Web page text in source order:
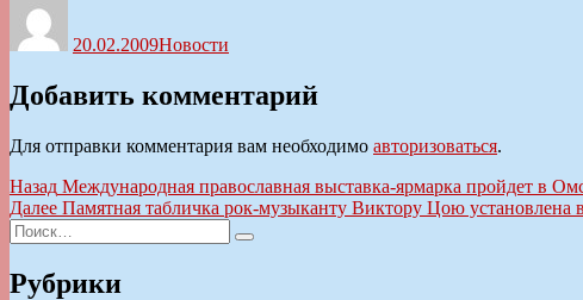
20.02.2009Новости
Добавить комментарий
Для отправки комментария вам необходимо авторизоваться.
Навигация
по
записям
Назад Предыдущая
запись:
Международная православная выставка-ярмарка пройдет в
Далее Следующая
Памятная табличка рок-музыканту Виктору Цою
Искать:
Поиск
Рубрики